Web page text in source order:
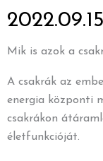
Mik is azok a
A csakrák az
energia központi
csakrákon
életfunkcióját.